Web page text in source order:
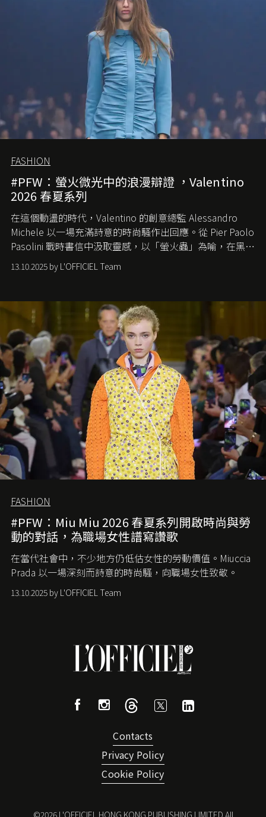
FASHION
#PFW：螢火微光中的浪漫辯證 ，Valentino
2026 春夏系列
在這個動盪的時代， Valentino 的創意總監 Alessandro
Michele 以一場充滿詩意的時尚騷作出回應。從 Pier Paolo
Pasolini 戰時書信中汲取靈感，以「螢火蟲」為喻，在黑暗
中找尋希望的微光。
13.10.2025 by L'OFFICIEL Team
FASHION
#PFW：Miu Miu 2026 春夏系列開啟時尚與勞
動的對話，為職場女性譜寫讚歌
在當代社會中，不少地方仍低估女性的勞動價值。 Miuccia
Prada 以一場深刻而詩意的時尚騷，向職場女性致敬。
13.10.2025 by L'OFFICIEL Team
Contacts
Privacy Policy
Cookie Policy